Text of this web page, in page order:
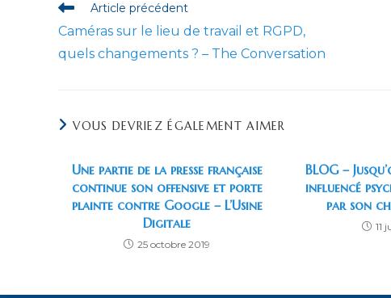
Read
articles
Article précédent
Caméras sur le lieu de travail et RGPD,
quels changements ? – The Conversation
VOUS DEVRIEZ ÉGALEMENT AIMER
Une partie de la presse française
continue son offensive et porte
plainte contre Google – L’Usine
Digitale
25 octobre 2019
BLOG –
influencé
par son
11